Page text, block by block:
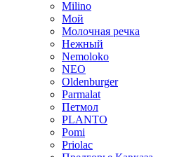
Milino
Мой
Молочная речка
Нежный
Nemoloko
NEO
Oldenburger
Parmalat
Петмол
PLANTO
Pomi
Priolac